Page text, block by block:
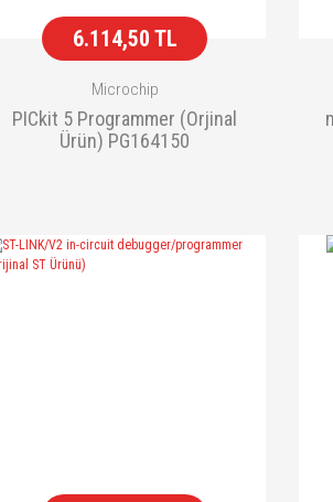
6.114,50 TL
Microchip
PICkit 5 Programmer (Orjinal
Ürün) PG164150